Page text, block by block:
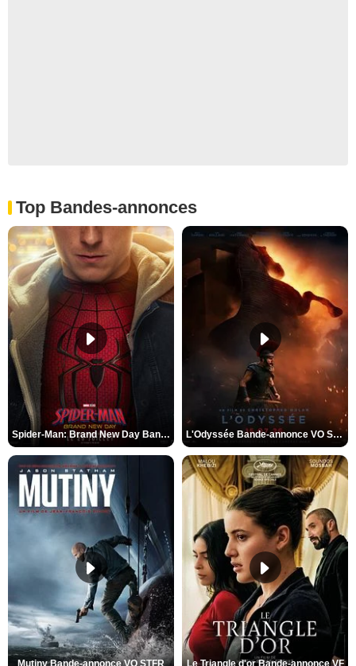
Top Bandes-annonces
Spider-Man: Brand New Day Bande-annonce VO STFR L'Odyssée Bande-annonce VO STFR
Mutiny Bande-annonce VO STFR Le Triangle d'or Bande-annonce VF